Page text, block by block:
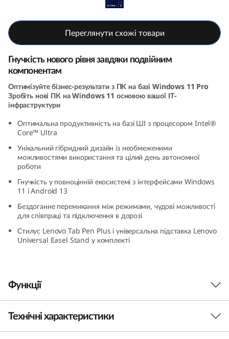
u
G
e
n
5
y
b
d
(
Переглянути схожі товари
Гнучкість нового рівня завдяки подвійним
компонентам
Оптимізуйте бізнес-результати з ПК на базі Windows 11 Pro
Зробіть нові ПК на Windows 11 основою вашої ІТ-
інфраструктури
Оптимальна продуктивність на базі ШІ з процесором Intel®
Core™ Ultra
Унікальний гібридний дизайн із необмеженими
можливостями використання та цілий день автономної
роботи
Гнучкість у повноцінній екосистемі з інтерфейсами Windows
11 і Android 13
Бездоганне перемикання між режимами, чудові можливості
для співпраці та підключення в дорозі
Стилус Lenovo Tab Pen Plus і універсальна підставка Lenovo
Universal Easel Stand у комплекті
Функції
ПЕРЕМИКАЙ, ПЕРЕТВОРЮЙ,
ПЕРЕМАГАЙ
Технічні характеристики